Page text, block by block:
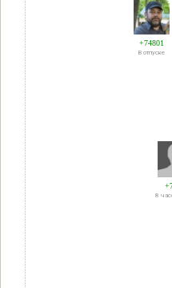
+74801
В отпуске
8